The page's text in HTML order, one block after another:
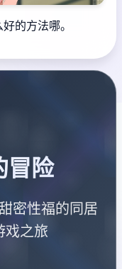
的方法哪。
冒险
密性福的同居
戏之旅